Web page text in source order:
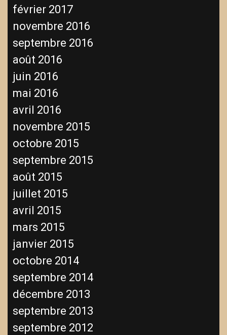
février 2017
novembre 2016
septembre 2016
août 2016
juin 2016
mai 2016
avril 2016
novembre 2015
octobre 2015
septembre 2015
août 2015
juillet 2015
avril 2015
mars 2015
janvier 2015
octobre 2014
septembre 2014
décembre 2013
septembre 2013
septembre 2012